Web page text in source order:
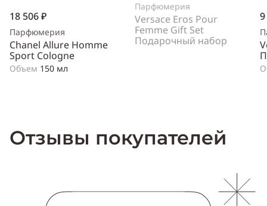
18 506 ₽
Парфюмерия
Chanel Allure Homme
Sport Cologne
Объем 150 мл
Парфюмерия
Versace Eros Pour
Femme Gift Set
Подарочный набор
Отзывы покупателей